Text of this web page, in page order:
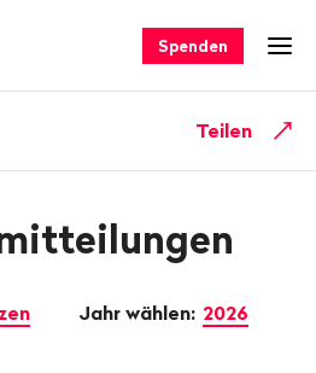
Spenden
Teilen
Jahr wählen: 2026